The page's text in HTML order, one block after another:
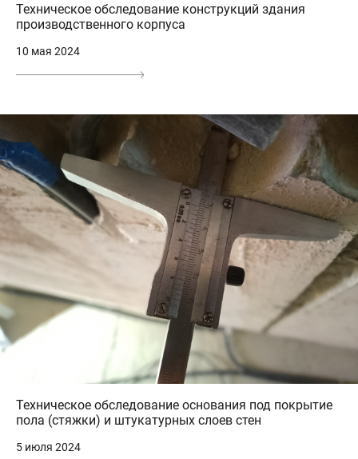
Техническое обследование конструкций здания
производственного корпуса
10 мая 2024
Техническое обследование основания под покрытие
пола (стяжки) и штукатурных слоев стен
5 июля 2024